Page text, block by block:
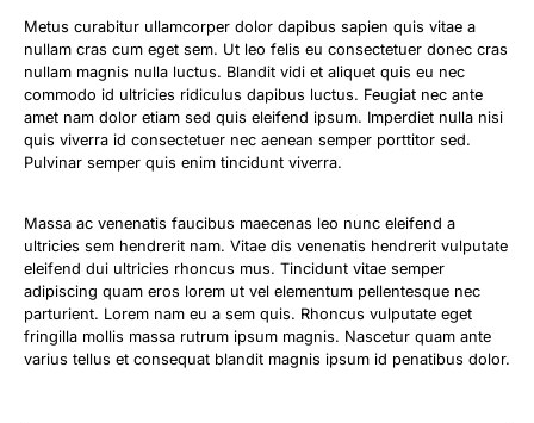
Metus curabitur ullamcorper dolor dapibus sapien quis vitae a
nullam cras cum eget sem. Ut leo felis eu consectetuer donec cras
nullam magnis nulla luctus. Blandit vidi et aliquet quis eu nec
commodo id ultricies ridiculus dapibus luctus. Feugiat nec ante
amet nam dolor etiam sed quis eleifend ipsum. Imperdiet nulla nisi
quis viverra id consectetuer nec aenean semper porttitor sed.
Pulvinar semper quis enim tincidunt viverra.
Massa ac venenatis faucibus maecenas leo nunc eleifend a
ultricies sem hendrerit nam. Vitae dis venenatis hendrerit vulputate
eleifend dui ultricies rhoncus mus. Tincidunt vitae semper
adipiscing quam eros lorem ut vel elementum pellentesque nec
parturient. Lorem nam eu a sem quis. Rhoncus vulputate eget
fringilla mollis massa rutrum ipsum magnis. Nascetur quam ante
varius tellus et consequat blandit magnis ipsum id penatibus dolor.